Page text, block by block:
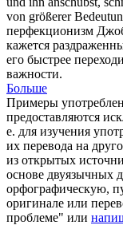
von größerer
перфекционизм
кажется
его быстрее
важности.
Больше
Примеры
предоставляются
е. для изучения
их перевода на
из открытых
основе двуязычных
орфографическую,
оригинале или
проблеме" или